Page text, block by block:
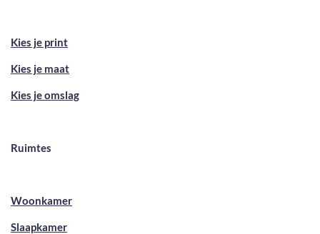
Kies je print
Kies je maat
Kies je omslag
Ruimtes
Woonkamer
Slaapkamer